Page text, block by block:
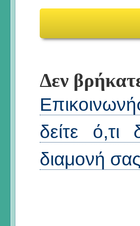
Δεν
δείτε ό,τι
διαμονή σας